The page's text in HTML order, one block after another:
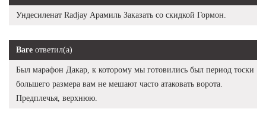
Ундесиленат Radjay Арамиль Заказать со скидкой Гормон.
Ваге ответил(а)
Был марафон Дакар, к которому мы готовились был период тоски
большего размера вам не мешают часто атаковать ворота.
Предплечья, верхнюю.